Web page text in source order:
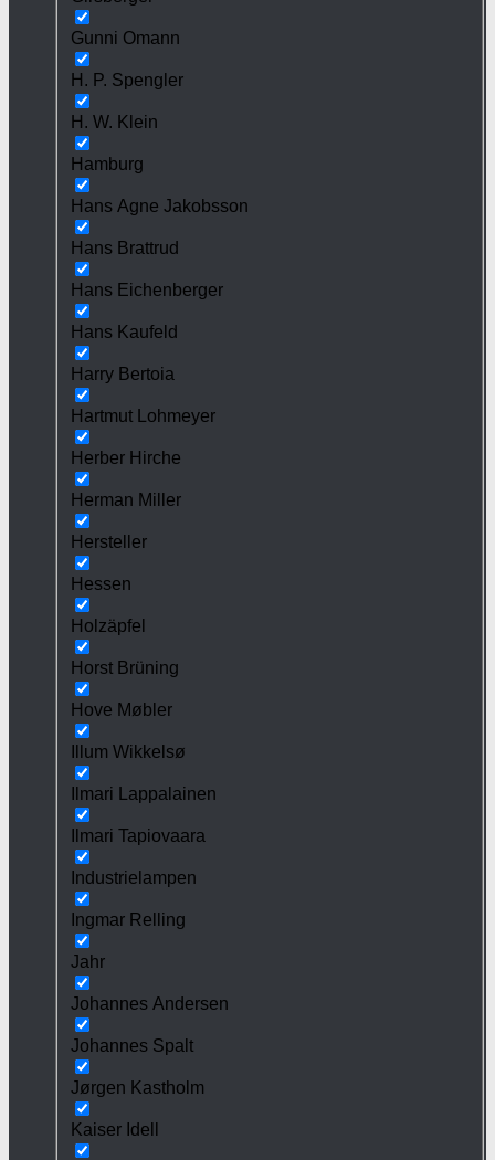
Gunni Omann
H. P. Spengler
H. W. Klein
Hamburg
Hans Agne Jakobsson
Hans Brattrud
Hans Eichenberger
Hans Kaufeld
Harry Bertoia
Hartmut Lohmeyer
Herber Hirche
Herman Miller
Hersteller
Hessen
Holzäpfel
Horst Brüning
Hove Møbler
Illum Wikkelsø
Ilmari Lappalainen
Ilmari Tapiovaara
Industrielampen
Ingmar Relling
Jahr
Johannes Andersen
Johannes Spalt
Jørgen Kastholm
Kaiser Idell